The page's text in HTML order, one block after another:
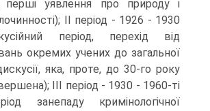
перші уявлення про природу і
ІІ період - 1926 - 1930
період, перехід від
окремих учених до загальної
яка, проте, до 30-го року
ІІІ період - 1930 - 1960-ті
занепаду кримінологічної